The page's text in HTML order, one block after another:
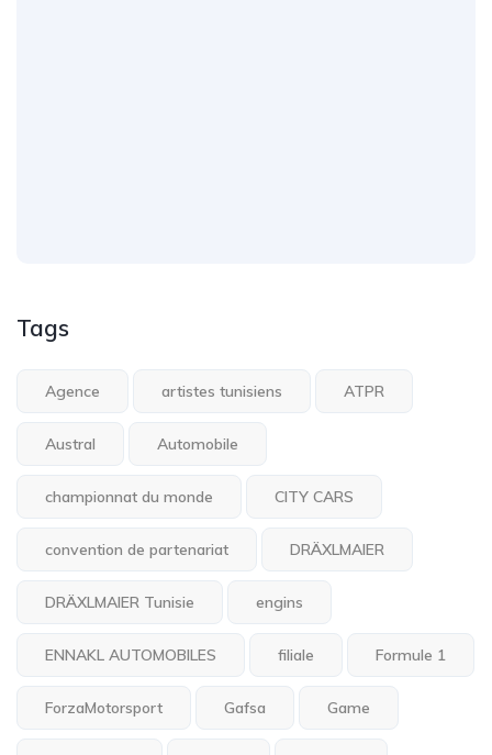
Tags
Agence artistes tunisiens ATPR
Austral Automobile
championnat du monde CITY CARS
convention de partenariat DRÄXLMAIER
DRÄXLMAIER Tunisie engins
ENNAKL AUTOMOBILES filiale Formule 1
ForzaMotorsport Gafsa Game